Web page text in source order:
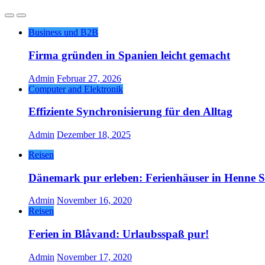
Business und B2B
Firma gründen in Spanien leicht gemacht
Admin Februar 27, 2026
Computer and Elektronik
Effiziente Synchronisierung für den Alltag
Admin Dezember 18, 2025
Reisen
Dänemark pur erleben: Ferienhäuser in Henne
Admin November 16, 2020
Reisen
Ferien in Blåvand: Urlaubsspaß pur!
Admin November 17, 2020